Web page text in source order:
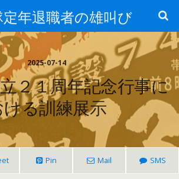
定年退職者の雄叫び
2025-07-14
２１周年記念行事に
る訓練展示
Pin Mail SMS